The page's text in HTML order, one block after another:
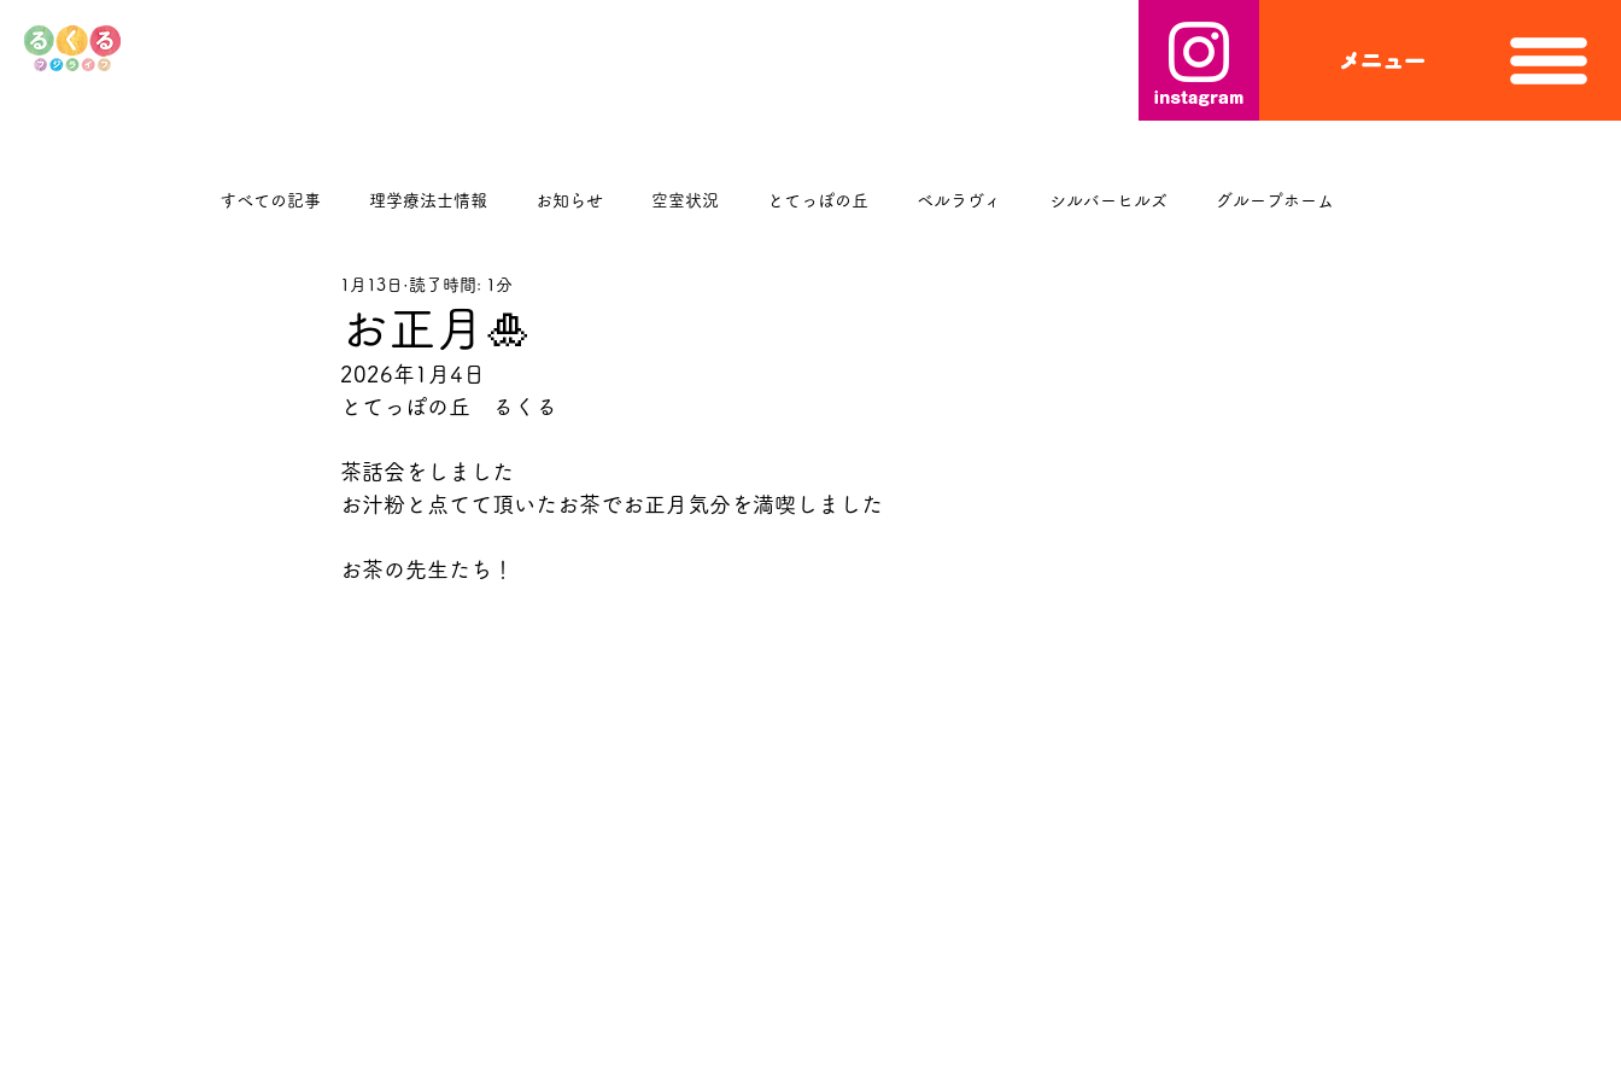
すべての記事 理学療法士情報 お知らせ 空室状況 とてっぽの丘 ベルラヴィ シルバーヒルズ グループホーム
デイサービス るくるキッチン
お正月🎍
1月13日 読了時間: 1分
2026年1月4日
とてっぽの丘　るくる
茶話会をしました
お汁粉と点てて頂いたお茶でお正月気分を満喫しました
お茶の先生たち！